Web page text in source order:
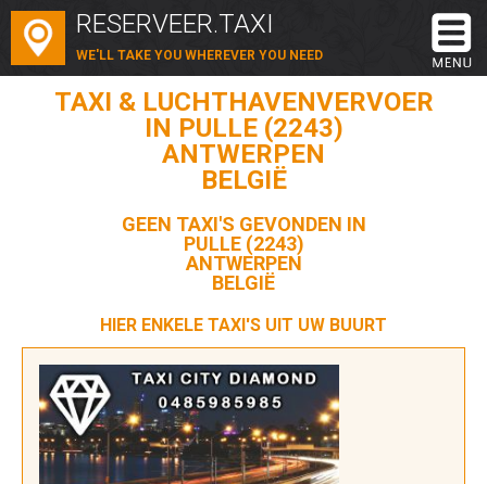
RESERVEER.TAXI
WE'LL TAKE YOU WHEREVER YOU NEED
TAXI & LUCHTHAVENVERVOER
IN PULLE (2243)
ANTWERPEN
BELGIË
GEEN TAXI'S GEVONDEN IN
PULLE (2243)
ANTWERPEN
BELGIË
HIER ENKELE TAXI'S UIT UW BUURT